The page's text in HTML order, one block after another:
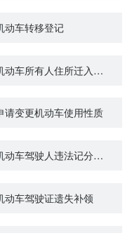
动车转移登记
机动车所有人住所迁入车辆管理所管辖区域变更登记
请变更机动车使用性质
机动车驾驶人违法记分满分教育和审验教育
动车驾驶证遗失补领